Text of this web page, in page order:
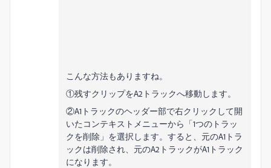
こんな方法もありますね。
①残すクリップをA2トラックへ移動します。
②A1トラックのヘッダー部で右クリックして開
いたコンテキストメニューから「1つのトラッ
クを削除」を選択します。すると、元のA1トラ
ックは削除され、元のA2トラックがA1トラック
になります。